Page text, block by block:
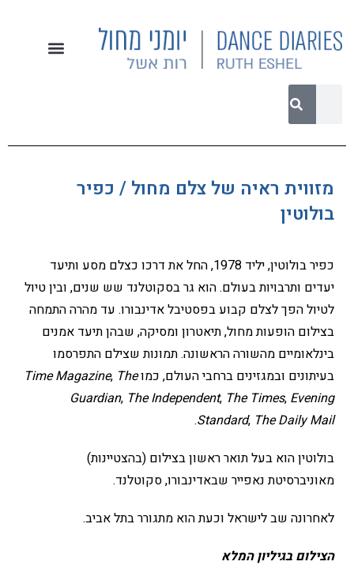
מזווית ראיה של צלם מחול / כפיר
בולוטין
כפיר בולוטין, יליד 1978, החל את דרכו כצלם מסע ותיעד
יעדים ותרבויות בעולם. הוא גר בסקוטלנד שש שנים, ובין טיול
לטיול הפך לצלם קבוע בפסטיבל אדינבורו. עד מהרה התמחה
בצילום הופעות מחול, תיאטרון ומסיקה, שבהן תיעד אמנים
בינלאומיים מהשורה הראשונה. תמונות שצילם התפרסמו
בעיתונים ובמגזינים ברחבי העולם, כמו
Time Magazine, The
Guardian, The Independent, The Times, Evening
Standard, The Daily Mail
.
בולוטין הוא בעל תואר ראשון בצילום (בהצטיינות)
מאוניברסיטת נאפייר שבאדינבורו, סקוטלנד.
לאחרונה שב לישראל וכעת הוא מתגורר בתל אביב.
הצילום בגיליון המלא